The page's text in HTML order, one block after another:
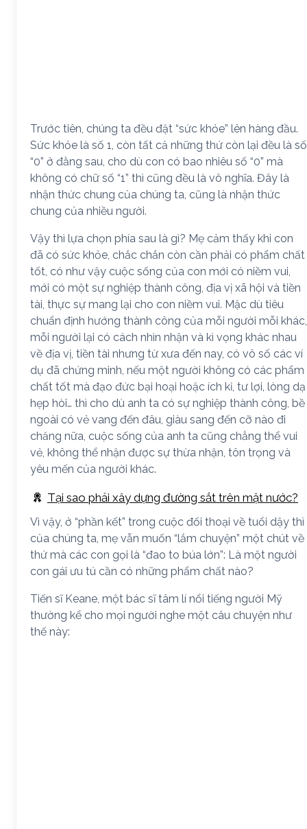
Trước tiên, chúng ta đều đặt “sức khỏe” lên hàng đầu.
Sức khỏe là số 1, còn tất cả những thứ còn lại đều là số
“0” ở đằng sau, cho dù con có bao nhiêu số “0” mà
không có chữ số “1” thì cũng đều là vô nghĩa. Đây là
nhận thức chung của chúng ta, cũng là nhận thức
chung của nhiều người.
Vậy thì lựa chọn phía sau là gì? Mẹ cảm thấy khi con
đã có sức khỏe, chắc chắn còn cần phải có phẩm chất
tốt, có như vậy cuộc sống của con mới có niềm vui,
mới có một sự nghiệp thành công, địa vị xã hội và tiền
tài, thực sự mang lại cho con niềm vui. Mặc dù tiêu
chuẩn định hướng thành công của mỗi người mỗi khác,
mỗi người lại có cách nhìn nhận và kì vọng khác nhau
về địa vị, tiền tài nhưng từ xưa đến nay, có vô số các ví
dụ đã chứng minh, nếu một người không có các phẩm
chất tốt mà đạo đức bại hoại hoặc ích kỉ, tư lợi, lòng dạ
hẹp hòi… thì cho dù anh ta có sự nghiệp thành công, bề
ngoài có vẻ vang đến đâu, giàu sang đến cỡ nào đi
chăng nữa, cuộc sống của anh ta cũng chẳng thể vui
vẻ, không thể nhận được sự thừa nhận, tôn trọng và
yêu mến của người khác.
Tại sao phải xây dựng đường sắt trên mặt nước?
Vì vậy, ở “phần kết” trong cuộc đối thoại về tuổi dậy thì
của chúng ta, mẹ vẫn muốn “lắm chuyện” một chút về
thứ mà các con gọi là “đao to búa lớn”: Là một người
con gái ưu tú cần có những phẩm chất nào?
Tiến sĩ Keane, một bác sĩ tâm lí nổi tiếng người Mỹ
thường kể cho mọi người nghe một câu chuyện như
thế này: